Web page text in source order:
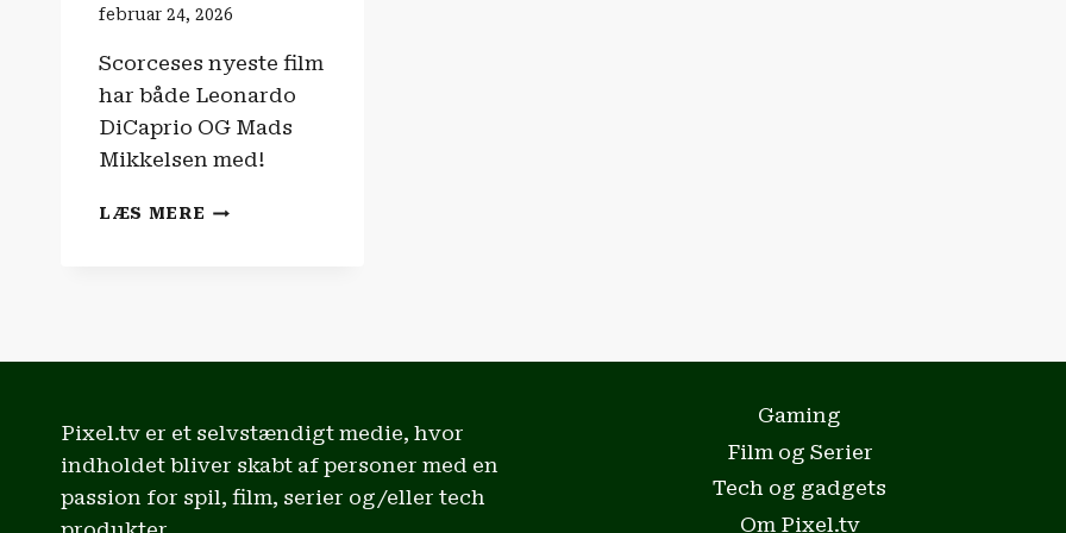
februar 24, 2026
Scorceses nyeste film
har både Leonardo
DiCaprio OG Mads
Mikkelsen med!
LÆS MERE FILM-
LANDER
Pixel.tv er et selvstændigt medie, hvor
indholdet bliver skabt af personer med en
passion for spil, film, serier og/eller tech
Gaming
Film og Serier
Tech og gadgets
Om Pixel.tv